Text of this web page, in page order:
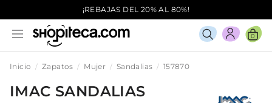
¡REBAJAS DEL 20% AL 80%!
0
Inicio Zapatos Mujer Sandalias 157870
IMAC SANDALIAS